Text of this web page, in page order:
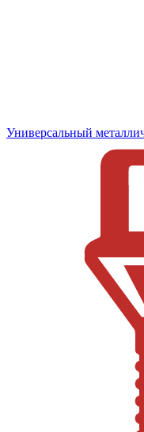
Универсальный